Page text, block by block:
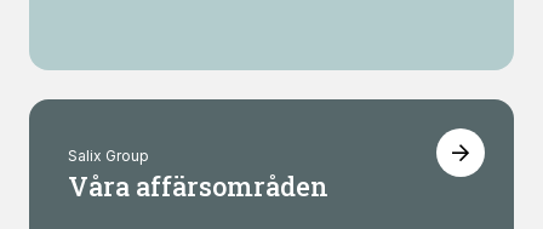
Salix Group
Våra affärsområden